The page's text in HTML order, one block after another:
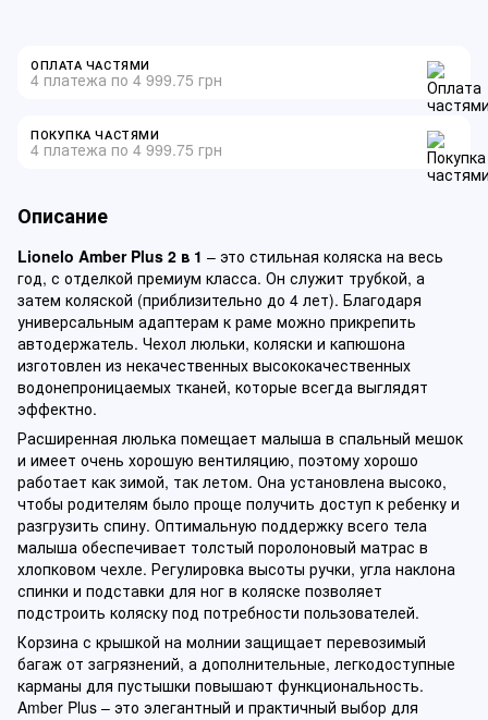
ОПЛАТА ЧАСТЯМИ
4 платежа по 4 999.75 грн
ПОКУПКА ЧАСТЯМИ
4 платежа по 4 999.75 грн
Описание
Lionelo Amber Plus 2 в 1 – это стильная коляска на весь
год, с отделкой премиум класса. Он служит трубкой, а
затем коляской (приблизительно до 4 лет). Благодаря
универсальным адаптерам к раме можно прикрепить
автодержатель. Чехол люльки, коляски и капюшона
изготовлен из некачественных высококачественных
водонепроницаемых тканей, которые всегда выглядят
эффектно.
Расширенная люлька помещает малыша в спальный мешок
и имеет очень хорошую вентиляцию, поэтому хорошо
работает как зимой, так летом. Она установлена ​​высоко,
чтобы родителям было проще получить доступ к ребенку и
разгрузить спину. Оптимальную поддержку всего тела
малыша обеспечивает толстый поролоновый матрас в
хлопковом чехле. Регулировка высоты ручки, угла наклона
спинки и подставки для ног в коляске позволяет
подстроить коляску под потребности пользователей.
Корзина с крышкой на молнии защищает перевозимый
багаж от загрязнений, а дополнительные, легкодоступные
карманы для пустышки повышают функциональность.
Amber Plus – это элегантный и практичный выбор для